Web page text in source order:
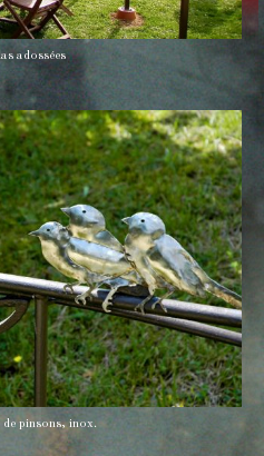
adossées
de pinsons, inox.